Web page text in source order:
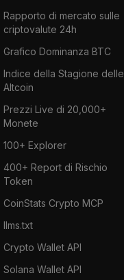
Rapporto di mercato sulle
criptovalute 24h
Grafico Dominanza BTC
Indice della Stagione delle
Altcoin
Prezzi Live di 20,000+
Monete
100+ Explorer
400+ Report di Rischio
Token
CoinStats Crypto MCP
llms.txt
Crypto Wallet API
Solana Wallet API